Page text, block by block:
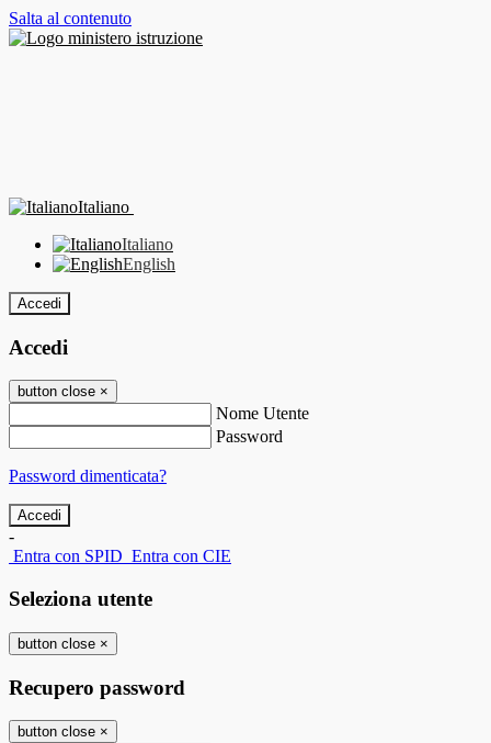
Salta al contenuto
Italiano
Italiano
English
Accedi
Accedi
button close ×
Nome Utente
Password
Password dimenticata?
-
Entra con SPID Entra con CIE
Seleziona utente
button close ×
Recupero password
button close ×